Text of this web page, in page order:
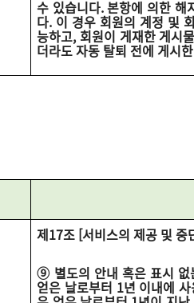
수 있습니다. 본항에 의한 해
다. 이 경우 회원의 계정 및
능하고, 회원이 게재한 게시
더라도 자동 탈퇴 전에 게시
제17조 [서비스의 제공 및 중
⑨ 별도의 안내 혹은 표시 없
얻은 날로부터 1년 이내에